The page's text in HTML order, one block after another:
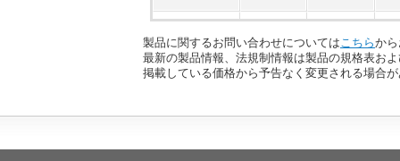
製品に関するお問い合わせについては こちらか
最新の製品情報、法規制情報は製品の規格表お
掲載している価格から予告なく変更される場合